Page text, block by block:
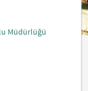
Müdürlüğü